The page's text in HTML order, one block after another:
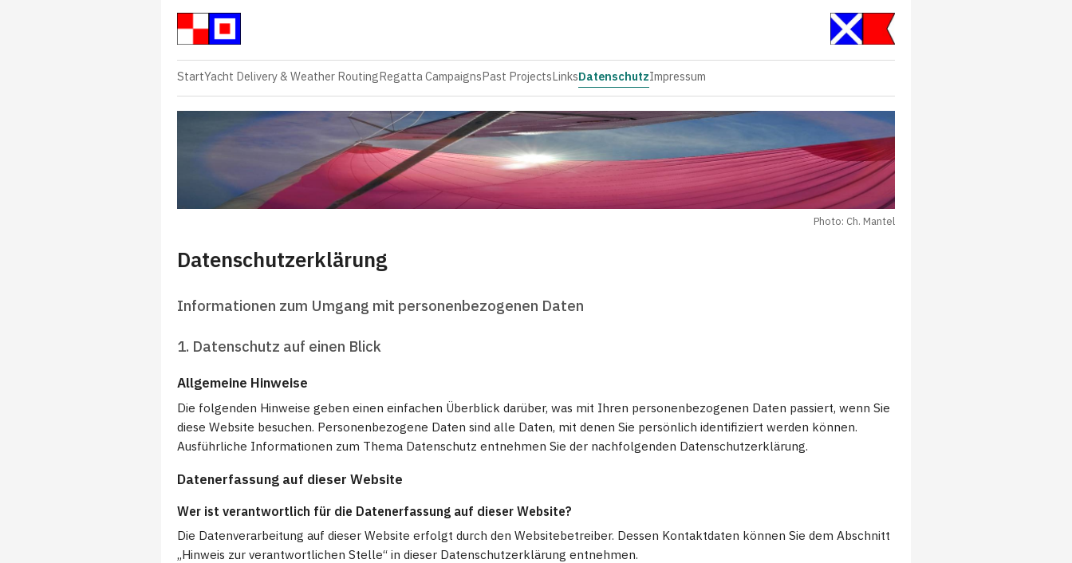
StartYacht Delivery & Weather RoutingRegatta CampaignsPast ProjectsLinksDatenschutzImpressum
Photo: Ch. Mantel
Datenschutzerklärung
Informationen zum Umgang mit personenbezogenen Daten
1. Datenschutz auf einen Blick
Allgemeine Hinweise
Die folgenden Hinweise geben einen einfachen Überblick darüber, was mit Ihren personenbezogenen Daten passiert, wenn Sie
diese Website besuchen. Personenbezogene Daten sind alle Daten, mit denen Sie persönlich identifiziert werden können.
Ausführliche Informationen zum Thema Datenschutz entnehmen Sie der nachfolgenden Datenschutzerklärung.
Datenerfassung auf dieser Website
Wer ist verantwortlich für die Datenerfassung auf dieser Website?
Die Datenverarbeitung auf dieser Website erfolgt durch den Websitebetreiber. Dessen Kontaktdaten können Sie dem Abschnitt
„Hinweis zur verantwortlichen Stelle“ in dieser Datenschutzerklärung entnehmen.